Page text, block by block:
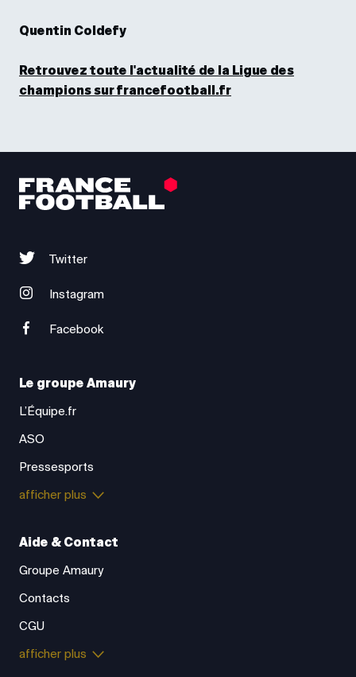
Quentin Coldefy
Retrouvez toute l'actualité de la Ligue des
champions sur francefootball.fr
Twitter
Instagram
Facebook
Le groupe Amaury
L’Équipe.fr
ASO
Pressesports
afficher plus
Aide & Contact
Groupe Amaury
Contacts
CGU
afficher plus